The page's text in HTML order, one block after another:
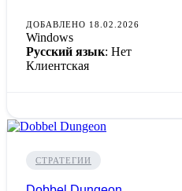
ДОБАВЛЕНО 18.02.2026
Windows
Русский язык: Нет
Клиентская
СТРАТЕГИИ